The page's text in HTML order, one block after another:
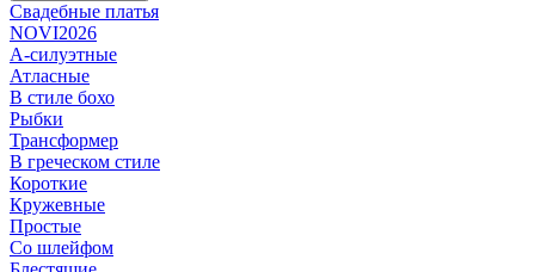
Свадебные платья
NOVI2026
А-силуэтные
Атласные
В стиле бохо
Рыбки
Трансформер
В греческом стиле
Короткие
Кружевные
Простые
Со шлейфом